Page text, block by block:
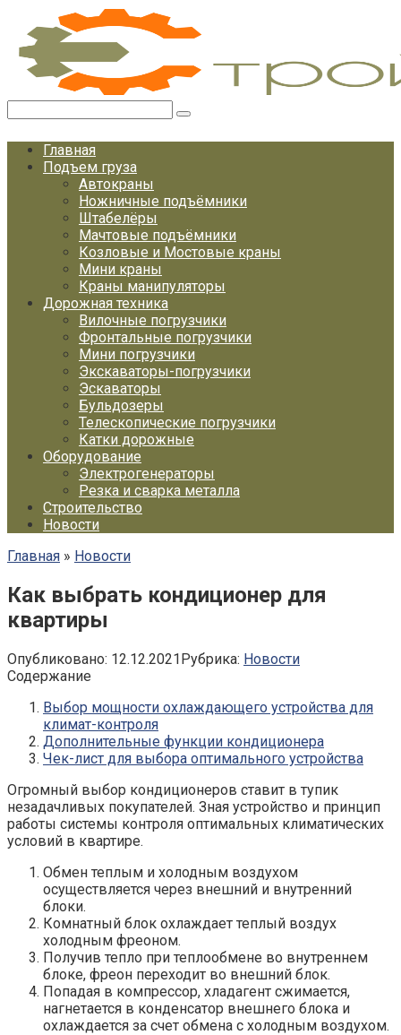
Перейти
контенту
Главная
Подъем груза
Автокраны
Ножничные подъёмники
Штабелёры
Мачтовые подъёмники
Козловые и Мостовые краны
Мини краны
Краны манипуляторы
Дорожная техника
Вилочные погрузчики
Фронтальные погрузчики
Мини погрузчики
Экскаваторы-погрузчики
Эскаваторы
Бульдозеры
Телескопические погрузчики
Катки дорожные
Оборудование
Электрогенераторы
Резка и сварка металла
Строительство
Новости
Главная » Новости
Как выбрать кондиционер для
квартиры
Опубликовано: 12.12.2021Рубрика: Новости
Содержание
Выбор мощности охлаждающего устройства для
климат-контроля
Дополнительные функции кондиционера
Чек-лист для выбора оптимального устройства
Огромный выбор кондиционеров ставит в тупик
незадачливых покупателей. Зная устройство и принцип
работы системы контроля оптимальных климатических
условий в квартире.
Обмен теплым и холодным воздухом
осуществляется через внешний и внутренний
блоки.
Комнатный блок охлаждает теплый воздух
холодным фреоном.
Получив тепло при теплообмене во внутреннем
блоке, фреон переходит во внешний блок.
Попадая в компрессор, хладагент сжимается,
нагнетается в конденсатор внешнего блока и
охлаждается за счет обмена с холодным воздухом.